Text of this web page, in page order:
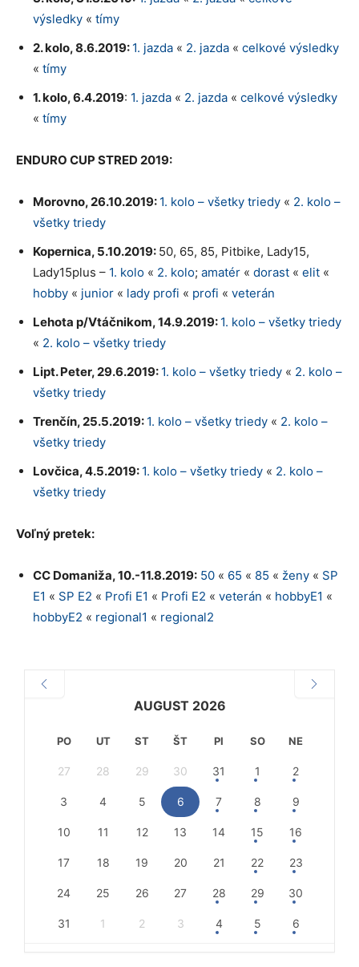
výsledky « tímy
2. kolo, 8.6.2019: 1. jazda « 2. jazda « celkové výsledky
« tímy
1. kolo, 6.4.2019: 1. jazda « 2. jazda « celkové výsledky
« tímy
ENDURO CUP STRED 2019:
Morovno, 26.10.2019: 1. kolo – všetky triedy « 2. kolo –
všetky triedy
Kopernica, 5.10.2019: 50, 65, 85, Pitbike, Lady15,
Lady15plus – 1. kolo « 2. kolo; amatér « dorast « elit «
hobby « junior « lady profi « profi « veterán
Lehota p/Vtáčnikom, 14.9.2019: 1. kolo – všetky triedy
« 2. kolo – všetky triedy
Lipt. Peter, 29.6.2019: 1. kolo – všetky triedy « 2. kolo –
všetky triedy
Trenčín, 25.5.2019: 1. kolo – všetky triedy « 2. kolo –
všetky triedy
Lovčica, 4.5.2019: 1. kolo – všetky triedy « 2. kolo –
všetky triedy
Voľný pretek:
CC Domaniža, 10.-11.8.2019: 50 « 65 « 85 « ženy « SP
E1 « SP E2 « Profi E1 « Profi E2 « veterán « hobbyE1 «
hobbyE2 « regional1 « regional2
AUGUST 2026
PO UT ST ŠT PI SO NE
27 28 29 30 31 1 2
3 4 5 6 7 8 9
10 11 12 13 14 15 16
17 18 19 20 21 22 23
24 25 26 27 28 29 30
31 1 2 3 4 5 6